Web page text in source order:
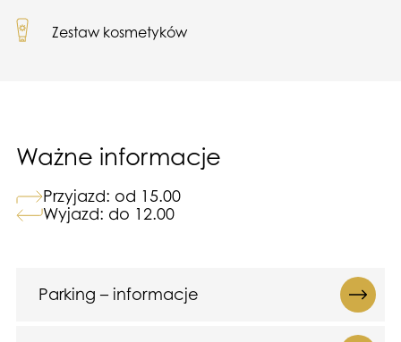
Zestaw kosmetyków
Ważne informacje
Przyjazd: od 15.00
Wyjazd: do 12.00
Parking – informacje